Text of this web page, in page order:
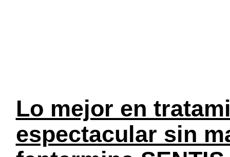
Lo mejor en
espectacular sin